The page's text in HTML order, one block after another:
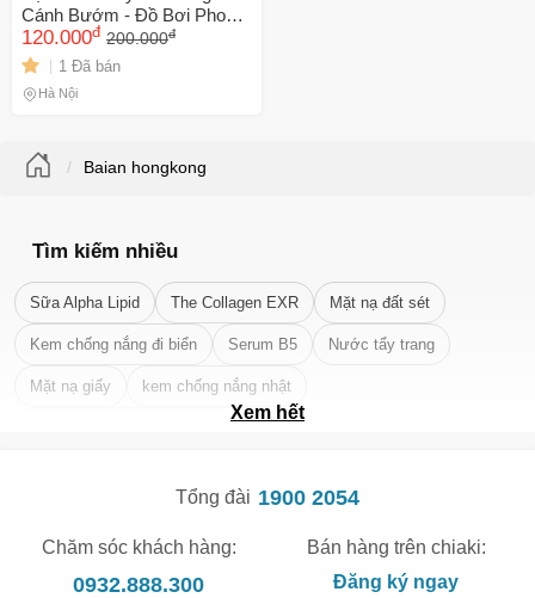
Cánh Bướm - Đồ Bơi Phong
Cách Nữ Tính, Thoải Mái -
Freesize Nhiều Màu Sắc:
Đen, Đỏ, Trắng
120.000đ 200.000đ
1 Đã bán
Hà Nội
Baian hongkong
Tìm kiếm nhiều
Sữa Alpha Lipid The Collagen EXR Mặt nạ đất sét
Kem chống nắng đi biển Serum B5 Nước tẩy trang
Mặt nạ giấy kem chống nắng nhật
Xem hết
Tổng đài 1900 2054
Chăm sóc khách hàng:
0932.888.300
Bán hàng trên chiaki:
Đăng ký ngay